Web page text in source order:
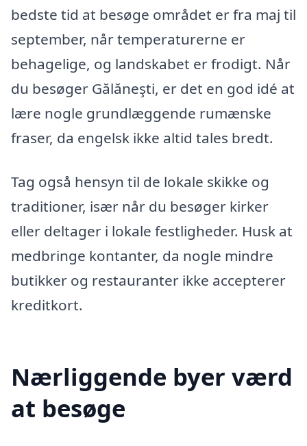
bedste tid at besøge området er fra maj til
september, når temperaturerne er
behagelige, og landskabet er frodigt. Når
du besøger Gălăneşti, er det en god idé at
lære nogle grundlæggende rumænske
fraser, da engelsk ikke altid tales bredt.
Tag også hensyn til de lokale skikke og
traditioner, især når du besøger kirker
eller deltager i lokale festligheder. Husk at
medbringe kontanter, da nogle mindre
butikker og restauranter ikke accepterer
kreditkort.
Nærliggende byer værd
at besøge